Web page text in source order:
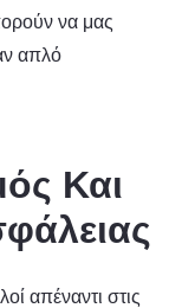
να μας
απλό
Και
απέναντι στις